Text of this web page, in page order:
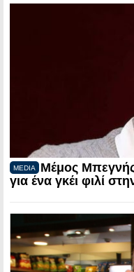
MEDIA
Μέμος
για ένα γκέι φιλί